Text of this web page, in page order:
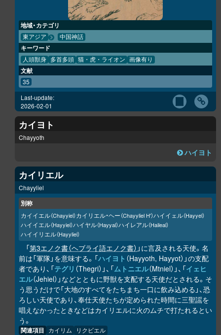
地域・カテゴリ
東アジア 中国神話
キーワード
人頭獣身 多首多頭 猫・虎・ライオン 画像有り
文献
35
Last-update:
2026-02-01
カイヨト
Chayyoth
ハイヨト
カイリエル
Chayyliel
別称
カイイエル（Chayyiel）カイリエル・ヘー（Chayyliel H'）ハイイェル（Hayyel）
ハイイエル（Hayyiel）ハイヤル（Hayyal）ハイレアル（Haileal）
ハイイリエル（Hayyliel）
「第3エノク書（ヘブライ語エノク書） 」に言及される天使。名
前は「軍隊」を意味する。「ハイヨト （Hayyoth, Hayyot）」の支配
者であり、「テグリ （Thegri）」、「ムトニエル（Mtniel）」、「イェヒ
エル（Jehiel）」などとともに野獣を支配する天使だとされる。そ
う思うだけで「大地のすべてをたちまち一口に飲み込める」、恐
ろしい天使であり、奉仕天使たちが定められた時間に三聖謡を
唱えなかったときなどはカイリエルに火のムチで打たれるとい
う。
関連項目 カイリム リクビエル